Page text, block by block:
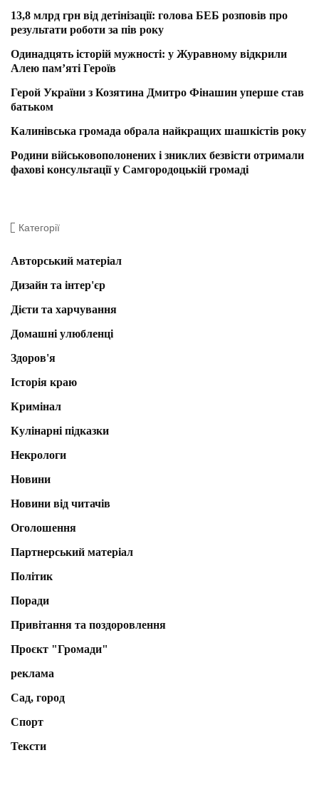
13,8 млрд грн від детінізації: голова БЕБ розповів про
результати роботи за пів року
Одинадцять історій мужності: у Журавному відкрили
Алею пам’яті Героїв
Герой України з Козятина Дмитро Фінашин уперше став
батьком
Калинівська громада обрала найкращих шашкістів року
Родини військовополонених і зниклих безвісти отримали
фахові консультації у Самгородоцькій громаді
Категорії
Авторський матеріал
Дизайн та інтер'єр
Дієти та харчування
Домашні улюбленці
Здоров'я
Історія краю
Кримінал
Кулінарні підказки
Некрологи
Новини
Новини від читачів
Оголошення
Партнерський матеріал
Політик
Поради
Привітання та поздоровлення
Проєкт "Громади"
реклама
Сад, город
Спорт
Тексти